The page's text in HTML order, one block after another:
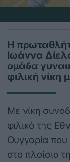
Η
Ιωάννα
ομάδα
φιλική νίκη
Με νίκη
φιλικό της
Ουγγαρία
στο πλαίσιο